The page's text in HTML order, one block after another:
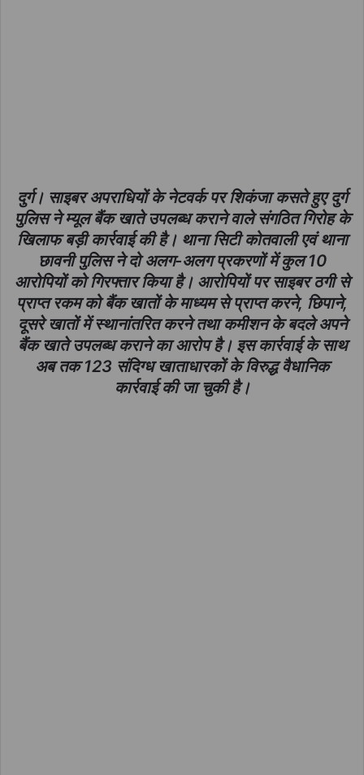
दुर्ग। साइबर अपराधियों के नेटवर्क पर शिकंजा कसते हुए दुर्ग
पुलिस ने म्यूल बैंक खाते उपलब्ध कराने वाले संगठित गिरोह के
खिलाफ बड़ी कार्रवाई की है। थाना सिटी कोतवाली एवं थाना
छावनी पुलिस ने दो अलग-अलग प्रकरणों में कुल 10
आरोपियों को गिरफ्तार किया है। आरोपियों पर साइबर ठगी से
प्राप्त रकम को बैंक खातों के माध्यम से प्राप्त करने, छिपाने,
दूसरे खातों में स्थानांतरित करने तथा कमीशन के बदले अपने
बैंक खाते उपलब्ध कराने का आरोप है। इस कार्रवाई के साथ
अब तक 123 संदिग्ध खाताधारकों के विरुद्ध वैधानिक
कार्रवाई की जा चुकी है।